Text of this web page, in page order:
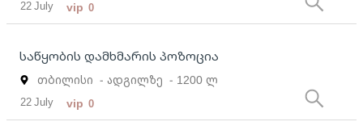
22 July vip 0
საწყობის დამხმარის პოზოცია
თბილისი - ადგილზე - 1200 ლ
22 July vip 0